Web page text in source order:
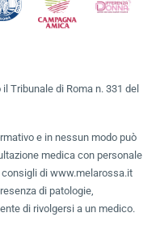
Tribunale di Roma n. 331 del
e in nessun modo può
medica con personale
di www.melarossa.it
di patologie,
di rivolgersi a un medico.